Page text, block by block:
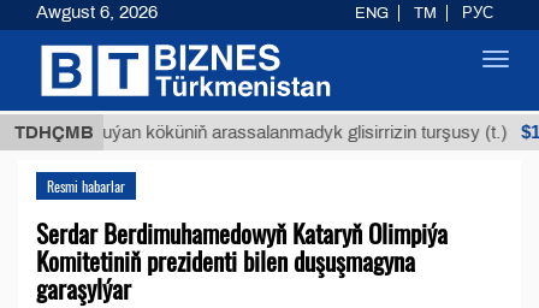
TDHÇMB
Buýan köküniň arassalanmadyk glisirrizin turşusy (t.)
Resmi habarlar
Serdar Berdimuhamedowyň Kataryň Olimpiýa
Komitetiniň prezidenti bilen duşuşmagyna
garaşylýar
Awgust 6, 2026 ENG TM РУС